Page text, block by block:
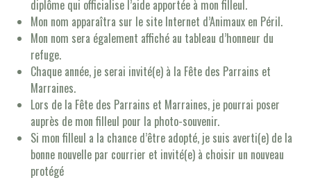
diplôme qui officialise l’aide apportée à mon filleul.
Mon nom apparaîtra sur le site Internet d’Animaux en Péril.
Mon nom sera également affiché au tableau d’honneur du
refuge.
Chaque année, je serai invité(e) à la Fête des Parrains et
Marraines.
Lors de la Fête des Parrains et Marraines, je pourrai poser
auprès de mon filleul pour la photo-souvenir.
Si mon filleul a la chance d’être adopté, je suis averti(e) de la
bonne nouvelle par courrier et invité(e) à choisir un nouveau
protégé